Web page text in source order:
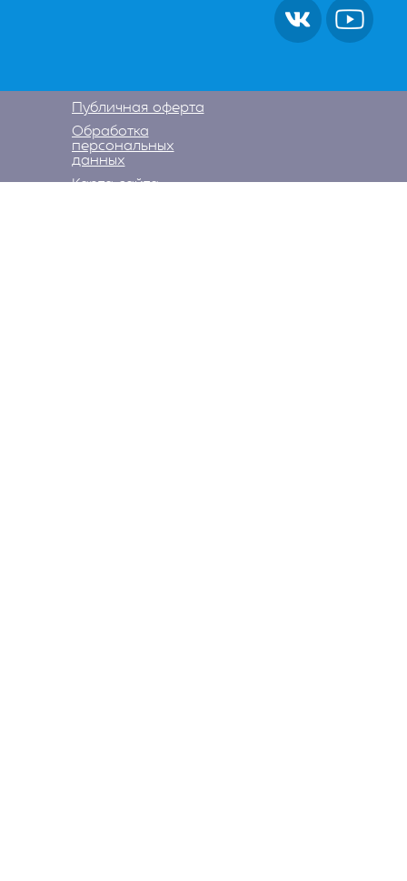
Публичная оферта
Обработка
персональных
данных
Карта сайта